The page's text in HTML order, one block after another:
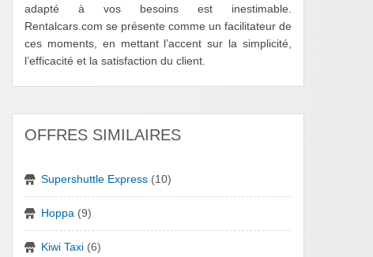
adapté à vos besoins est inestimable.
Rentalcars.com se présente comme un facilitateur de
ces moments, en mettant l’accent sur la simplicité,
l’efficacité et la satisfaction du client.
OFFRES SIMILAIRES
Supershuttle Express (10)
Hoppa (9)
Kiwi Taxi (6)